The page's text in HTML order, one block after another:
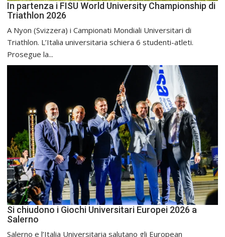
In partenza i FISU World University Championship di
Triathlon 2026
A Nyon (Svizzera) i Campionati Mondiali Universitari di
Triathlon. L’Italia universitaria schiera 6 studenti-atleti.
Prosegue la...
Si chiudono i Giochi Universitari Europei 2026 a
Salerno
Salerno e l’Italia Universitaria salutano gli European